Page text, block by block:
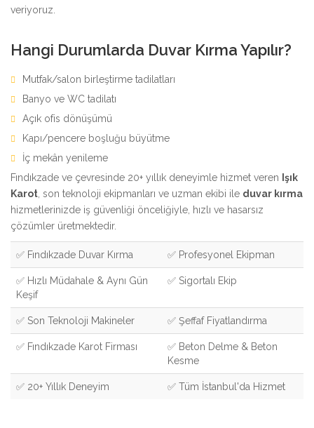
veriyoruz.
Hangi Durumlarda Duvar Kırma Yapılır?
Mutfak/salon birleştirme tadilatları
Banyo ve WC tadilatı
Açık ofis dönüşümü
Kapı/pencere boşluğu büyütme
İç mekân yenileme
Fındıkzade ve çevresinde 20+ yıllık deneyimle hizmet veren Işık
Karot , son teknoloji ekipmanları ve uzman ekibi ile duvar kırma
hizmetlerinizde iş güvenliği önceliğiyle, hızlı ve hasarsız
çözümler üretmektedir.
✅ Fındıkzade Duvar Kırma ✅ Profesyonel Ekipman
✅ Hızlı Müdahale & Aynı Gün
Keşif
✅ Sigortalı Ekip
✅ Son Teknoloji Makineler ✅ Şeffaf Fiyatlandırma
✅ Fındıkzade Karot Firması
✅ Beton Delme & Beton
Kesme
✅ 20+ Yıllık Deneyim ✅ Tüm İstanbul'da Hizmet